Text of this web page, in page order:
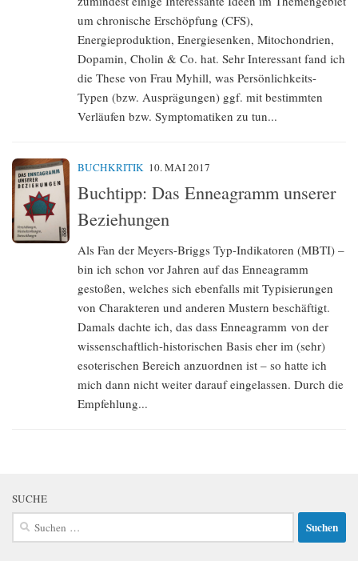
um chronische Erschöpfung (CFS),
Energieproduktion, Energiesenken, Mitochondrien,
Dopamin, Cholin & Co. hat. Sehr Interessant fand ich
die These von Frau Myhill, was Persönlichkeits-
Typen (bzw. Ausprägungen) ggf. mit bestimmten
Verläufen bzw. Symptomatiken zu tun...
BUCHKRITIK 10. MAI 2017
Buchtipp: Das Enneagramm unserer
Beziehungen
Als Fan der Meyers-Briggs Typ-Indikatoren (MBTI) –
bin ich schon vor Jahren auf das Enneagramm
gestoßen, welches sich ebenfalls mit Typisierungen
von Charakteren und anderen Mustern beschäftigt.
Damals dachte ich, das dass Enneagramm von der
wissenschaftlich-historischen Basis eher im (sehr)
esoterischen Bereich anzuordnen ist – so hatte ich
mich dann nicht weiter darauf eingelassen. Durch die
Empfehlung...
SUCHE
Suchen
nach: